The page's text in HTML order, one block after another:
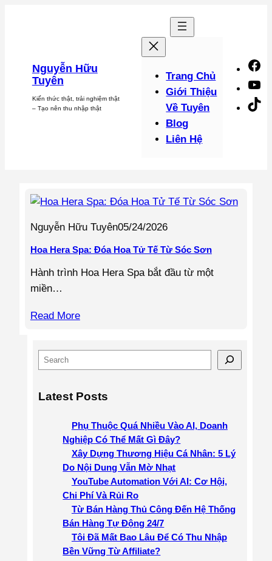
Nguyễn Hữu
Tuyên
Kiến thức thật, trải nghiệm thật
– Tạo nên thu nhập thật
Trang Chủ
Giới Thiệu
Về Tuyên
Blog
Liên Hệ
Nguyễn Hữu Tuyên05/24/2026
Hoa Hera Spa: Đóa Hoa Tử Tế Từ Sóc Sơn
Hành trình Hoa Hera Spa bắt đầu từ một
miền…
Read More
S
e
r
Latest Posts
Phụ Thuộc Quá Nhiều Vào AI, Doanh
Nghiệp Có Thể Mất Gì Đây?
Xây Dựng Thương Hiệu Cá Nhân: 5 Lý
Do Nội Dung Vẫn Mờ Nhạt
YouTube Automation Với AI: Cơ Hội,
Chi Phí Và Rủi Ro
Từ Bán Hàng Thủ Công Đến Hệ Thống
Bán Hàng Tự Động 24/7
Tôi Đã Mất Bao Lâu Để Có Thu Nhập
Bền Vững Từ Affiliate?